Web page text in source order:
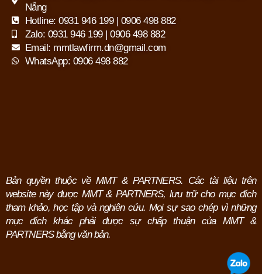
Nẵng
Hotline: 0931 946 199 | 0906 498 882
Zalo: 0931 946 199 | 0906 498 882
Email: mmtlawfirm.dn@gmail.com
WhatsApp: 0906 498 882
Bản quyền thuộc về MMT & PARTNERS. Các tài liệu trên
website này được MMT & PARTNERS, lưu trữ cho mục đích
tham khảo, học tập và nghiên cứu.Mọi sự sao chép vì những
mục đích khác phải được sự chấp thuận của MMT &
PARTNERS bằng văn bản.